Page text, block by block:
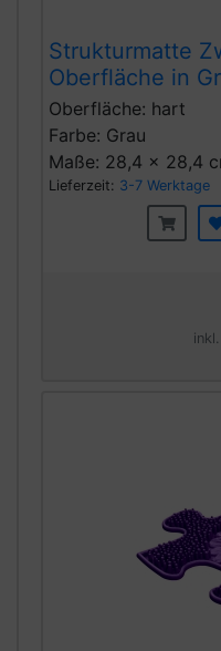
Strukturmatte
Oberfläche in
Oberfläche: hart
Farbe: Grau
Maße: 28,4 x 28,4
Lieferzeit: 3-7 Werktage